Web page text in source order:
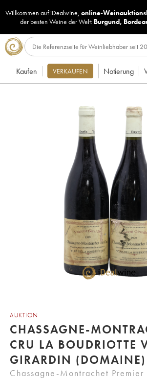
Willkommen auf iDealwine, online-
der besten Weine der Welt: Burgund,
Kaufen VERKAUFEN Notierung
AUKTION
CHASSAGNE-
CRU LA BOUDRIOTTE
GIRARDIN
Chassagne-Montrachet Premier